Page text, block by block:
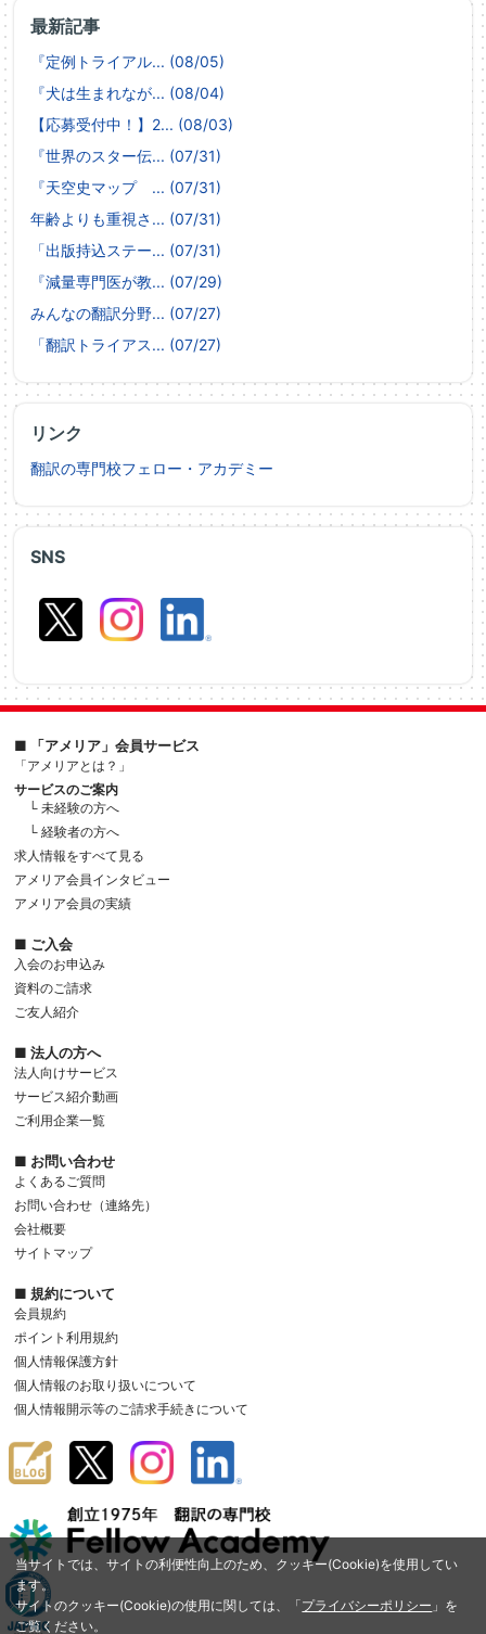
当サイトでは、サイトの利便性向上のため、クッキー(Cookie)を使用してい
ます。
サイトのクッキー(Cookie)の使用に関しては、「プライバシーポリシー 」を
ご覧ください。
SNS
最新記事
『定例トライアル... (08/05)
『犬は生まれなが... (08/04)
【応募受付中！】2... (08/03)
『世界のスター伝... (07/31)
『天空史マップ ... (07/31)
年齢よりも重視さ... (07/31)
「出版持込ステー... (07/31)
『減量専門医が教... (07/29)
みんなの翻訳分野... (07/27)
「翻訳トライアス... (07/27)
リンク
翻訳の専門校フェロー・アカデミー
■ 「アメリア」会員サービス
「アメリアとは？」
サービスのご案内
└ 未経験の方へ
└ 経験者の方へ
求人情報をすべて見る
アメリア会員インタビュー
アメリア会員の実績
■ ご入会
入会のお申込み
資料のご請求
ご友人紹介
■ 法人の方へ
法人向けサービス
サービス紹介動画
ご利用企業一覧
■ お問い合わせ
よくあるご質問
お問い合わせ（連絡先）
会社概要
サイトマップ
■ 規約について
会員規約
ポイント利用規約
個人情報保護方針
個人情報のお取り扱いについて
個人情報開示等のご請求手続きについて